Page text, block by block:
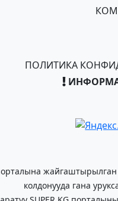
ПОЛИТИКА
колдонууда гана